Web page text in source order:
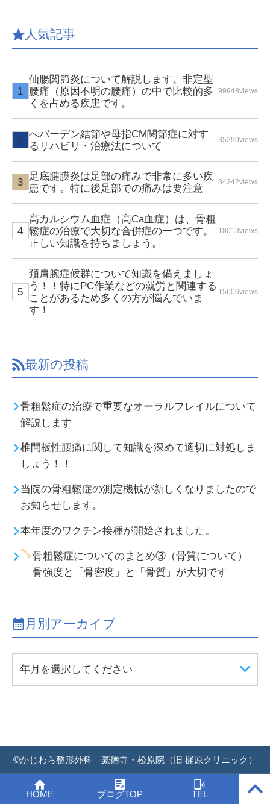
人気記事
仙腸関節炎について解説します。非定型
腰痛（原因不明の腰痛）の中で比較的多
くを占める疾患です。
99948views
へバーデン結節や母指CM関節症に対す
るリハビリ・治療法について
35290views
足底腱膜炎は足部の痛みで非常に多い疾
患です。特に後足部での痛みは要注意
34242views
高カルシウム血症（高Ca血症）は、骨粗
鬆症の治療で大切な合併症の一つです。
正しい知識を持ちましょう。
18013views
頚肩腕症候群について知識を備えましょ
う！！特にPC作業などの就労と関連する
ことがあるため多くの方が悩んでいま
す！
15606views
最新の投稿
骨粗鬆症の治療で重要なオーラルフレイルについて
解説します
椎間板性腰痛に関して知識を深めて適切に対処しま
しょう！！
当院の骨粗鬆症の測定機械が新しくなりましたので
お知らせします。
本年度のワクチン接種が開始されました。
骨粗鬆症についてのまとめ③（骨質について）
骨強度と「骨密度」と「骨質」が大切です
月別アーカイブ
年月を選択してください
HOME ブログTOP TEL
PAGE
TOP
©かじわら整形外科 豪徳寺・松原院（旧 梶原クリニック）